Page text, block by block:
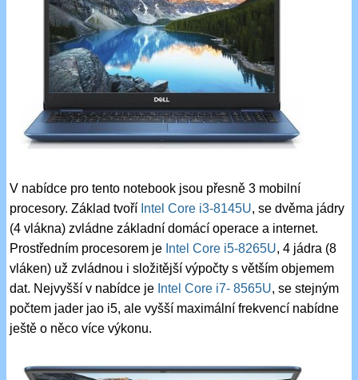
V nabídce pro tento notebook jsou přesně 3 mobilní
procesory. Základ tvoří Intel Core i3-8145U, se dvěma jádry
(4 vlákna) zvládne základní domácí operace a internet.
Prostředním procesorem je Intel Core i5-8265U, 4 jádra (8
vláken) už zvládnou i složitější výpočty s větším objemem
dat. Nejvyšší v nabídce je Intel Core i7- 8565U, se stejným
počtem jader jao i5, ale vyšší maximální frekvencí nabídne
ještě o něco více výkonu.